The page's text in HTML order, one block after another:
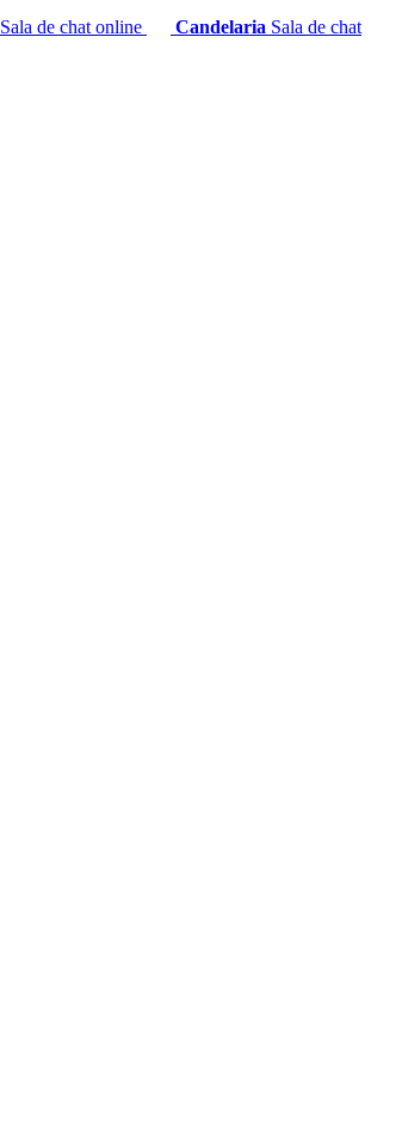
Sala de chat online Candelaria Sala de chat